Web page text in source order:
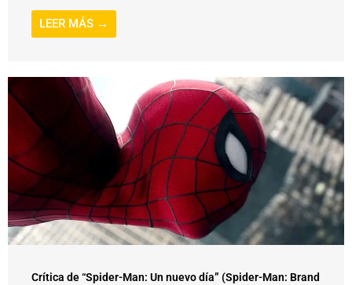
LEER MÁS →
Crítica de “Spider-Man: Un nuevo día” (Spider-Man: Brand